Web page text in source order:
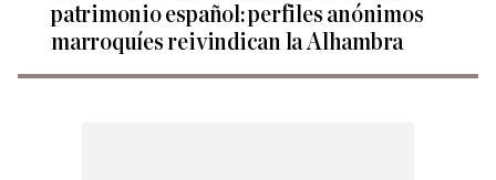
patrimonio español: perfiles anónimos
marroquíes reivindican la Alhambra